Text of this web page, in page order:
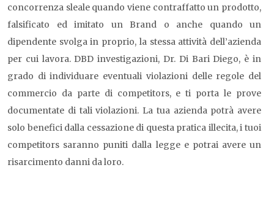
concorrenza sleale quando viene contraffatto un prodotto,
falsificato ed imitato un Brand o anche quando un
dipendente svolga in proprio, la stessa attività dell’azienda
per cui lavora. DBD investigazioni, Dr. Di Bari Diego, è in
grado di individuare eventuali violazioni delle regole del
commercio da parte di competitors, e ti porta le prove
documentate di tali violazioni. La tua azienda potrà avere
solo benefici dalla cessazione di questa pratica illecita, i tuoi
competitors saranno puniti dalla legge e potrai avere un
risarcimento danni da loro.